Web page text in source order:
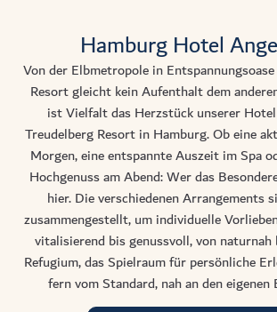
Hamburg Hotel
Von der Elbmetropole in
Resort gleicht kein Aufenthalt dem
ist Vielfalt das Herzstück unserer
Treudelberg Resort in Hamburg. Ob eine
Morgen, eine entspannte Auszeit im Spa
Hochgenuss am Abend: Wer das
hier. Die verschiedenen Arrangements
zusammengestellt, um individuelle
vitalisierend bis genussvoll, von naturnah
Refugium, das Spielraum für persönliche
fern vom Standard, nah an den eigenen